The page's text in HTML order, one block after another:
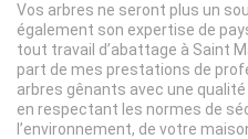
Vos arbres ne seront plus un
également son expertise de
tout travail d’abattage à Saint
part de mes prestations de
arbres gênants avec une
en respectant les normes de
l’environnement, de votre